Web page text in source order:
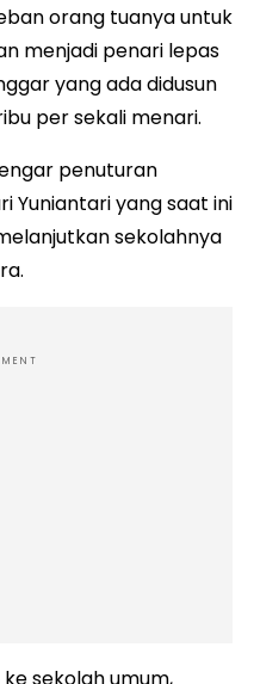
orang tuanya untuk
menjadi penari lepas
yang ada didusun
per sekali menari.
penuturan
Yuniantari yang saat ini
sekolahnya